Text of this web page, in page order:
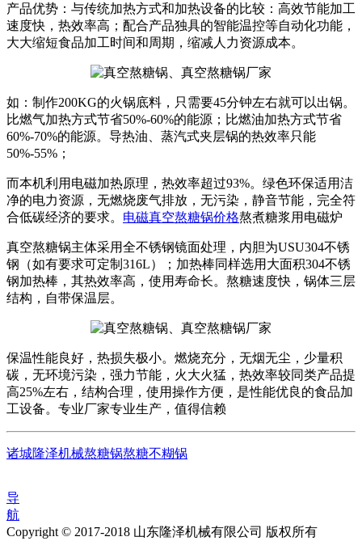
产品优势：与传统加热方式和加热设备的比较：高效节能加工
速度快，热效率高；配合产品独具的智能温控等自动化功能，
大大缩短食品加工时间和周期，缩减人力资源成本。
如：制作200KG的火锅底料，只需要45分钟左右就可以出锅。
比燃气加热方式节省50%-60%的能源；比燃油加热方式节省
60%-70%的能源。导热油、蒸汽式夹层锅的热效率只能
50%-55%；
而本机利用电磁加热原理，热效率超过93%。绿色环保适用洁
净的电力资源，无燃烧废气排放，无污染，静音节能，完全符
合低碳经济的要求。 电磁真空熬糖锅价格熬煮糖浆用电磁炉
真空熬糖锅主体采用全不锈钢镜面处理，内胆为USU304不锈
钢（如有要求可定制316L）；加热棒同样选用大面积304不锈
钢加热棒，其热效率高，使用寿命长。熬糖速度快，锅体三层
结构，自带保温层。
保温性能良好，热损失极小。燃烧充分，无烟无尘，少量积
碳，无环境污染，强力节能，火大火猛，热效率较同类产品提
高25%左右，结构合理，使用操作方便，是性能优良的食品加
工设备。专业厂家专业生产，值得信赖
诸城隆泽机械熬糖锅熬糖不糊锅
导
航
Copyright © 2017-2018 山东隆泽机械有限公司 版权所有